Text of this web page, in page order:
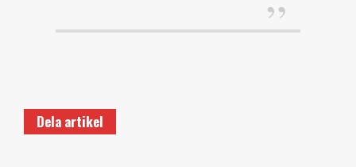
Dela artikel